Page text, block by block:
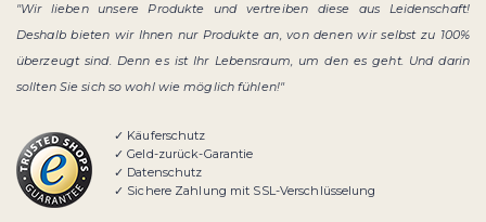
"Wir lieben unsere Produkte und vertreiben diese aus Leidenschaft!
Deshalb bieten wir Ihnen nur Produkte an, von denen wir selbst zu 100%
überzeugt sind. Denn es ist Ihr Lebensraum, um den es geht. Und darin
sollten Sie sich so wohl wie möglich fühlen!"
✓ Käuferschutz
✓ Geld-zurück-Garantie
✓ Datenschutz
✓ Sichere Zahlung mit SSL-Verschlüsselung